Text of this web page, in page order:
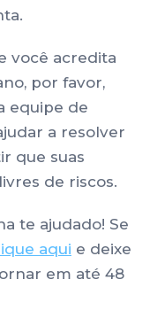
você acredita
por favor,
equipe de
a resolver
que suas
de riscos.
te ajudado! Se
aqui e deixe
em até 48